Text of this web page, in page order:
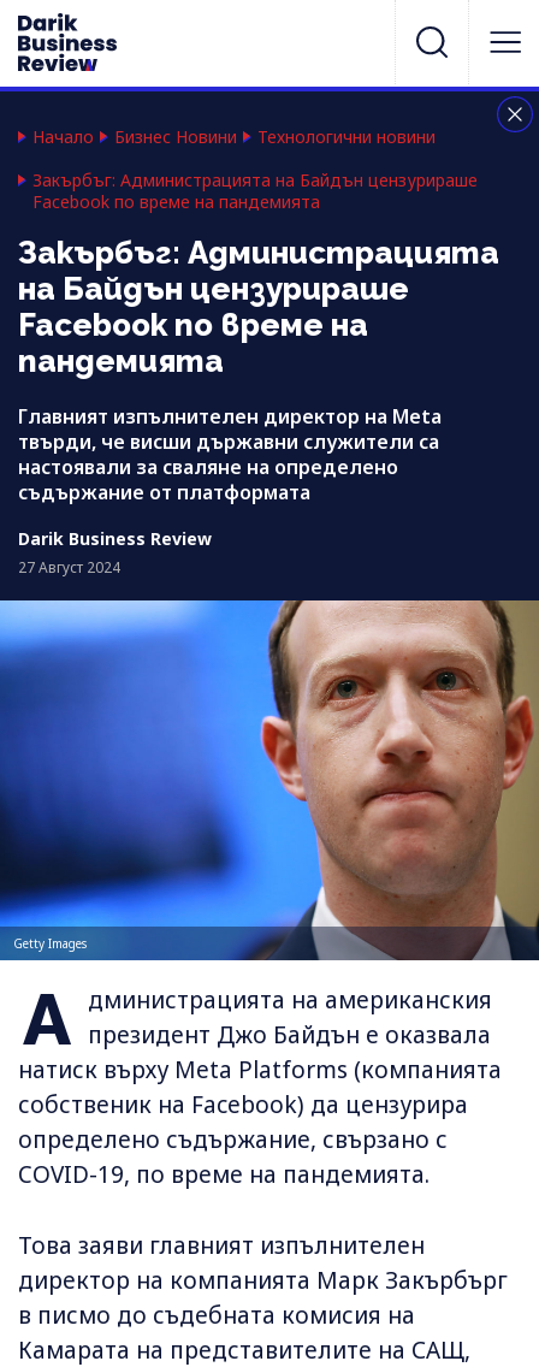
Начало Бизнес Новини
Технологични новини
Закърбъг: Администрацията на Байдън цензурираше
Facebook по време на пандемията
Закърбъг: Администрацията
на Байдън цензурираше
Facebook по време на
пандемията
Главният изпълнителен директор на Meta
твърди, че висши държавни служители са
настоявали за сваляне на определено
съдържание от платформата
Darik Business Review
27 Август 2024
Getty Images
А дминистрацията на американския
президент Джо Байдън е оказвала
натиск върху Meta Platforms (компанията
собственик на Facebook) да цензурира
определено съдържание, свързано с
COVID-19, по време на пандемията.
Това заяви главният изпълнителен
директор на компанията Марк Закърбърг
в писмо до съдебната комисия на
Камарата на представителите на САЩ,